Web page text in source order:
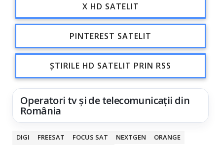
X HD SATELIT
PINTEREST SATELIT
ȘTIRILE HD SATELIT PRIN RSS
Operatori tv și de telecomunicații din
România
DIGI FREESAT FOCUS SAT NEXTGEN
ORANGE